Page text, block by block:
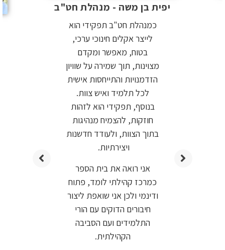
יפית בן משה - מנהלת חט"ב
כמנהלת חט"ב תפקידי הוא
לייצר אקלים חינוכי ערכי,
בטוח, מאפשר ומקדם
מצוינות, תוך שמירה על שוויון
הזדמנויות והתייחסות אישית
לכל תלמיד ואיש צוות.
בנוסף, תפקידי הוא לזהות
חוזקות, להצמיח מנהיגות
בתוך הצוות, ולעודד חדשנות
ויצירתיות.
אני רואה את בית הספר
כמרכז קהילתי לומד, פתוח
ודינמי ולכן אני שואפת ליצור
חיבורים הדוקים עם הורי
התלמידים ועם הסביבה
הקהילתית.